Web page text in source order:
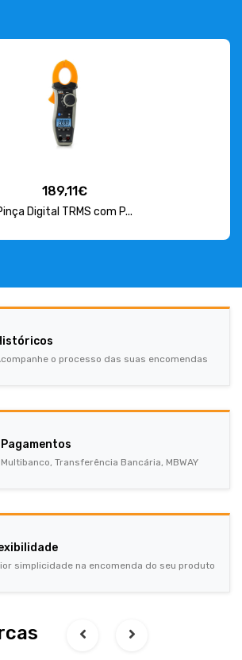
189,11€
Digital TRMS com P...
o processo das suas encomendas
Pagamentos
Multibanco, Transferência Bancária, MBWAY
simplicidade na encomenda do seu produto